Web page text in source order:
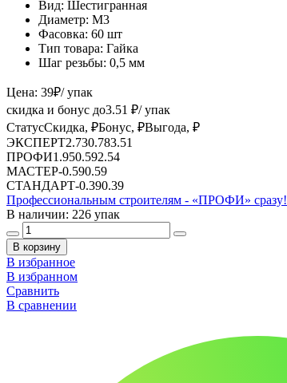
Вид: Шестигранная
Диаметр: М3
Фасовка: 60 шт
Тип товара: Гайка
Шаг резьбы: 0,5 мм
Цена: 39₽/ упак
скидка и бонус до3.51 ₽/ упак
СтатусСкидка, ₽Бонус, ₽Выгода, ₽
ЭКСПЕРТ2.730.783.51
ПРОФИ1.950.592.54
МАСТЕР-0.590.59
СТАНДАРТ-0.390.39
Профессиональным строителям - «ПРОФИ» сразу!
В наличии: 226 упак
В корзину
В избранное
В избранном
Сравнить
В сравнении